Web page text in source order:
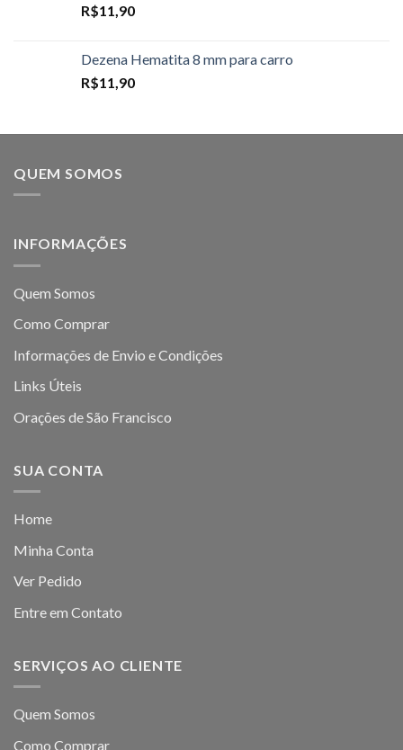
R$11,90
Dezena Hematita 8 mm para carro
R$11,90
QUEM SOMOS
INFORMAÇÕES
Quem Somos
Como Comprar
Informações de Envio e Condições
Links Úteis
Orações de São Francisco
SUA CONTA
Home
Minha Conta
Ver Pedido
Entre em Contato
SERVIÇOS AO CLIENTE
Quem Somos
Como Comprar